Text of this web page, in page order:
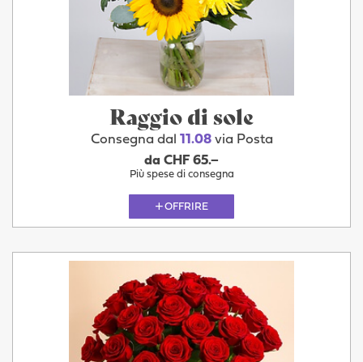
Raggio di sole
Consegna dal 11.08via Posta
da CHF 65.–
Più spese di consegna
OFFRIRE